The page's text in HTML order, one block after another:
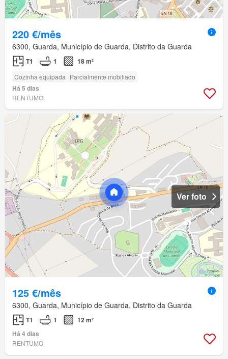
220 €/mês
6300, Guarda, Município de Guarda, Distrito da Guarda
T1 1 18 m²
Cozinha equipada Parcialmente mobiliado
Há 5 dias
RENTUMO
Ver foto
125 €/mês
6300, Guarda, Município de Guarda, Distrito da Guarda
T1 1
12 m²
Há 4 dias
RENTUMO